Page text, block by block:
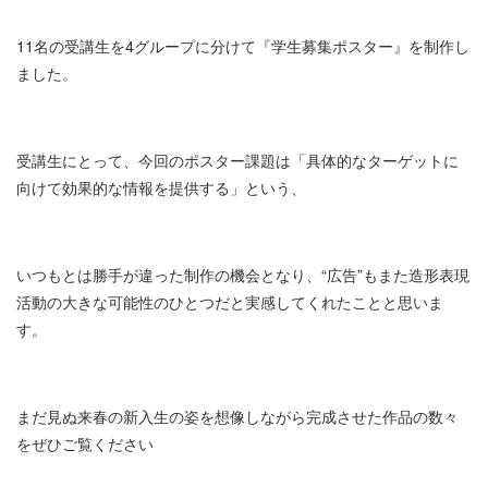
11名の受講生を4グループに分けて『学生募集ポスター』を制作し
ました。
受講生にとって、今回のポスター課題は「具体的なターゲットに
向けて効果的な情報を提供する」という、
いつもとは勝手が違った制作の機会となり、“広告”もまた造形表現
活動の大きな可能性のひとつだと実感してくれたことと思いま
す。
まだ見ぬ来春の新入生の姿を想像しながら完成させた作品の数々
をぜひご覧ください